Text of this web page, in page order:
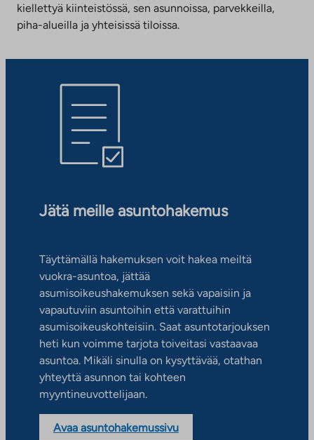
kiellettyä kiinteistössä, sen asunnoissa, parvekkeilla,
piha-alueilla ja yhteisissä tiloissa.
Jätä meille asuntohakemus
Täyttämällä hakemuksen voit hakea meiltä
vuokra-asuntoa, jättää
asumisoikeushakemuksen sekä vapaisiin ja
vapautuviin asuntoihin että varattuihin
asumisoikeuskohteisiin. Saat asuntotarjouksen
heti kun voimme tarjota toiveitasi vastaavaa
asuntoa. Mikäli sinulla on kysyttävää, otathan
yhteyttä asunnon tai kohteen
myyntineuvottelijaan.
Avaa asuntohakemussivu